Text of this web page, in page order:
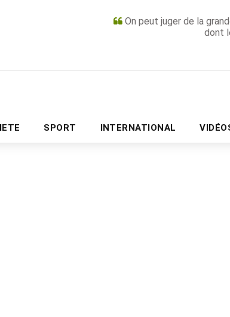
On peut juger de la
dont
SPORT INTERNATIONAL
PUBLICITÉ